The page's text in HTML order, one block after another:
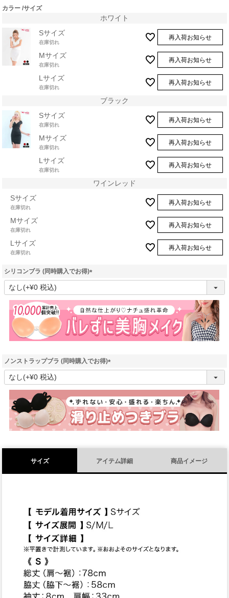
カラー サイズ
ホワイト
Sサイズ
在庫切れ
再入荷お知らせ
Mサイズ
在庫切れ
再入荷お知らせ
Lサイズ
在庫切れ
再入荷お知らせ
ブラック
Sサイズ
在庫切れ
再入荷お知らせ
Mサイズ
在庫切れ
再入荷お知らせ
Lサイズ
在庫切れ
再入荷お知らせ
ワインレッド
Sサイズ
在庫切れ
再入荷お知らせ
Mサイズ
在庫切れ
再入荷お知らせ
Lサイズ
在庫切れ
再入荷お知らせ
シリコンブラ (同時購入でお得)
(
須
)
ノンストラップブラ (同時購入でお得)
(
須
)
サイズ アイテム詳細 商品イメージ